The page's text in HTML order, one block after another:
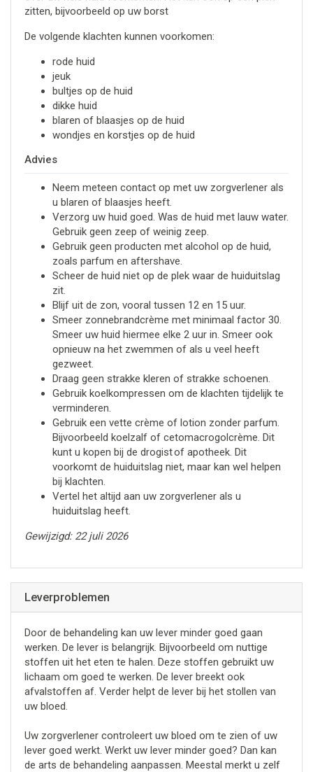
zitten, bijvoorbeeld op uw borst
De volgende klachten kunnen voorkomen:
rode huid
jeuk
bultjes op de huid
dikke huid
blaren of blaasjes op de huid
wondjes en korstjes op de huid
Advies
Neem meteen contact op met uw zorgverlener als
u blaren of blaasjes heeft.
Verzorg uw huid goed. Was de huid met lauw water.
Gebruik geen zeep of weinig zeep.
Gebruik geen producten met alcohol op de huid,
zoals parfum en aftershave.
Scheer de huid niet op de plek waar de huiduitslag
zit.
Blijf uit de zon, vooral tussen 12 en 15 uur.
Smeer zonnebrandcrème met minimaal factor 30.
Smeer uw huid hiermee elke 2 uur in. Smeer ook
opnieuw na het zwemmen of als u veel heeft
gezweet.
Draag geen strakke kleren of strakke schoenen.
Gebruik koelkompressen om de klachten tijdelijk te
verminderen.
Gebruik een vette crème of lotion zonder parfum.
Bijvoorbeeld koelzalf of cetomacrogolcrème. Dit
kunt u kopen bij de drogist of apotheek. Dit
voorkomt de huiduitslag niet, maar kan wel helpen
bij klachten.
Vertel het altijd aan uw zorgverlener als u
huiduitslag heeft.
Gewijzigd: 22 juli 2026
Leverproblemen
Door de behandeling kan uw lever minder goed gaan
werken. De lever is belangrijk. Bijvoorbeeld om nuttige
stoffen uit het eten te halen. Deze stoffen gebruikt uw
lichaam om goed te werken. De lever breekt ook
afvalstoffen af. Verder helpt de lever bij het stollen van
uw bloed.
Uw zorgverlener controleert uw bloed om te zien of uw
lever goed werkt. Werkt uw lever minder goed? Dan kan
de arts de behandeling aanpassen. Meestal merkt u zelf